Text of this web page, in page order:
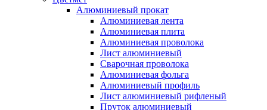
Алюминиевый прокат
Алюминиевая лента
Алюминиевая плита
Алюминиевая проволока
Лист алюминиевый
Сварочная проволока
Алюминиевая фольга
Алюминиевый профиль
Лист алюминиевый рифленый
Пруток алюминиевый